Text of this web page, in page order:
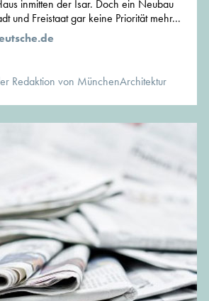
inmitten der Isar. Doch ein Neubau
und Freistaat gar keine Priorität mehr...
Redaktion von MünchenArchitektur